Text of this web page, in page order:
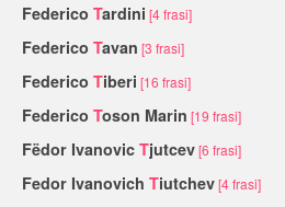
Federico Tardini [4 frasi]
Federico Tavan [3 frasi]
Federico Tiberi [16 frasi]
Federico Toson Marin [19 frasi]
Fëdor Ivanovic Tjutcev[6 frasi]
Fedor Ivanovich Tiutchev[4 frasi]